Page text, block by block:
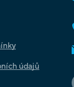
údajů